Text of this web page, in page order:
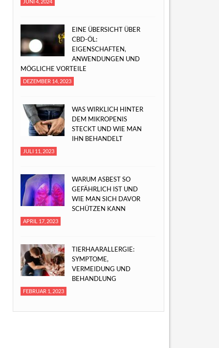
EINE ÜBERSICHT ÜBER
CBD-ÖL:
EIGENSCHAFTEN,
ANWENDUNGEN UND
MÖGLICHE VORTEILE
DEZEMBER 14, 2023
WAS WIRKLICH HINTER
DEM MIKROPENIS
STECKT UND WIE MAN
IHN BEHANDELT
JULI 11, 2023
WARUM ASBEST SO
GEFÄHRLICH IST UND
WIE MAN SICH DAVOR
SCHÜTZEN KANN
APRIL 17, 2023
TIERHAARALLERGIE:
SYMPTOME,
VERMEIDUNG UND
BEHANDLUNG
FEBRUAR 1, 2023